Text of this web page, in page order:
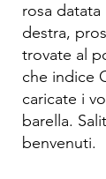
rosa datata
destra,
trovate al
che indice
caricate i
barella.
benvenuti.